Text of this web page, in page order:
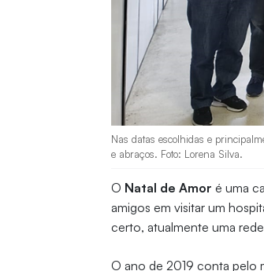
Nas datas escolhidas e
e abraços. Foto: Lorena Silva.
O Natal de Amor é uma
amigos em visitar um
certo, atualmente uma
O ano de 2019 conta pelo